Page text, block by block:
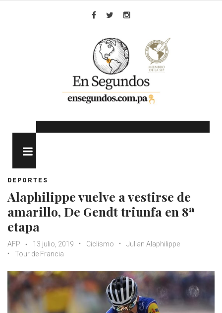
DEPORTES
Alaphilippe vuelve a vestirse de
amarillo, De Gendt triunfa en 8ª
etapa
AFP 13 julio, 2019 Ciclismo
Julian Alaphilippe
Tour de Francia